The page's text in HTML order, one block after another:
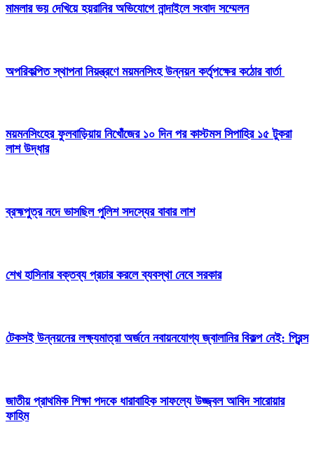
মামলার ভয় দেখিয়ে হয়রানির অভিযোগে নান্দাইলে সংবাদ সম্মেলন
অপরিকল্পিত স্থাপনা নিয়ন্ত্রণে ময়মনসিংহ উন্নয়ন কর্তৃপক্ষের কঠোর বার্তা
ময়মনসিংহের ফুলবাড়িয়ায় নিখোঁজের ১০ দিন পর কাস্টমস সিপাহির ১৫ টুকরা
লাশ উদ্ধার
ব্রহ্মপুত্র নদে ভাসছিল পুলিশ সদস্যের বাবার লাশ
শেখ হাসিনার বক্তব্য প্রচার করলে ব্যবস্থা নেবে সরকার
টেকসই উন্নয়নের লক্ষ্যমাত্রা অর্জনে নবায়নযোগ্য জ্বালানির বিকল্প নেই: প্রিন্স
জাতীয় প্রাথমিক শিক্ষা পদকে ধারাবাহিক সাফল্যে উজ্জ্বল আবিদ সারোয়ার
ফাহিম